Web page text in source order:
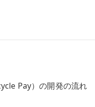
Pay）の開発の流れ